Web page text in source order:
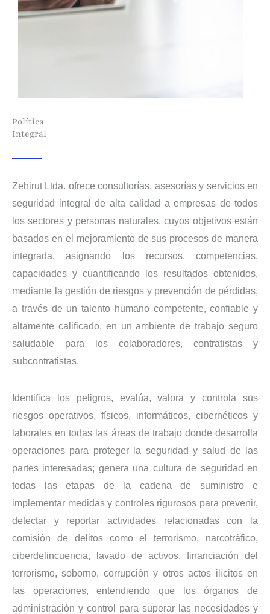
Política
Integral
Zehirut Ltda. ofrece consultorías, asesorías y servicios en
seguridad integral de alta calidad a empresas de todos
los sectores y personas naturales, cuyos objetivos están
basados en el mejoramiento de sus procesos de manera
integrada, asignando los recursos, competencias,
capacidades y cuantificando los resultados obtenidos,
mediante la gestión de riesgos y prevención de pérdidas,
a través de un talento humano competente, confiable y
altamente calificado, en un ambiente de trabajo seguro
saludable para los colaboradores, contratistas y
subcontratistas.
Identifica los peligros, evalúa, valora y controla sus
riesgos operativos, físicos, informáticos, cibernéticos y
laborales en todas las áreas de trabajo donde desarrolla
operaciones para proteger la seguridad y salud de las
partes interesadas; genera una cultura de seguridad en
todas las etapas de la cadena de suministro e
implementar medidas y controles rigurosos para prevenir,
detectar y reportar actividades relacionadas con la
comisión de delitos como el terrorismo, narcotráfico,
ciberdelincuencia, lavado de activos, financiación del
terrorismo, soborno, corrupción y otros actos ilícitos en
las operaciones, entendiendo que los órganos de
administración y control para superar las necesidades y